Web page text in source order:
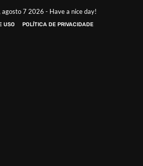
7 2026 - Have a nice day!
USO POLÍTICA DE PRIVACIDADE